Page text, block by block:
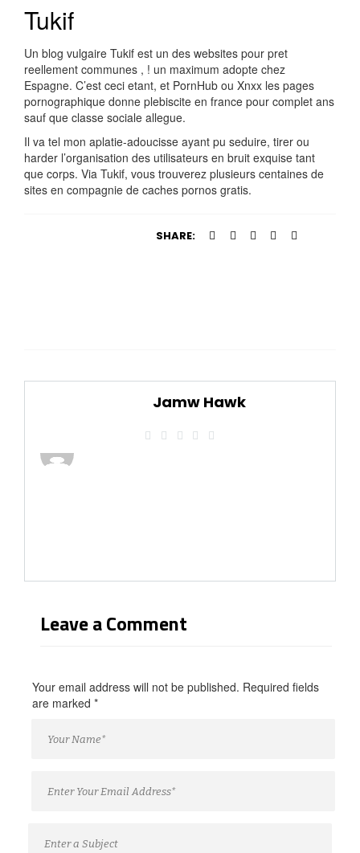
Tukif
Un blog vulgaire Tukif est un des websites pour pret
reellement communes , ! un maximum adopte chez
Espagne. C’est ceci etant, et PornHub ou Xnxx les pages
pornographique donne plebiscite en france pour complet ans
sauf que classe sociale allegue.
Il va tel mon aplatie-adoucisse ayant pu seduire, tirer ou
harder l’organisation des utilisateurs en bruit exquise tant
que corps. Via Tukif, vous trouverez plusieurs centaines de
sites en compagnie de caches pornos gratis.
SHARE:
Jamw Hawk
Leave a Comment
Your email address will not be published. Required fields
are marked *